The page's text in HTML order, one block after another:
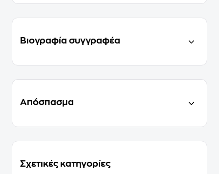
Βιογραφία συγγραφέα
Απόσπασμα
Σχετικές κατηγορίες